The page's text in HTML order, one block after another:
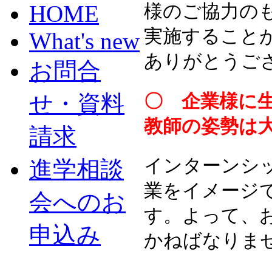
様のご協力の
実施すること
ありがとうご
〇 企業様に
教師の姿勢は
インターンシ
業をイメージ
す。よって、
かねばなりま
HOME
What's new
お問合
せ・資料
請求
進学相談
会へのお
申込み